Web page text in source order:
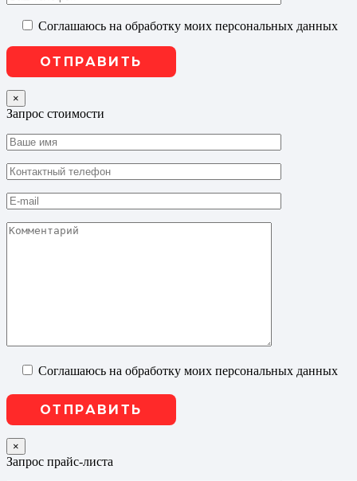
Соглашаюсь на обработку моих персональных данных
×
Запрос стоимости
Соглашаюсь на обработку моих персональных данных
×
Запрос прайс-листа